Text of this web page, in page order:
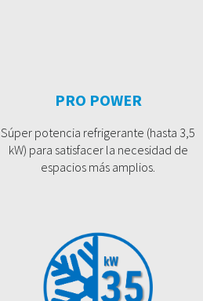
PRO POWER
Súper potencia refrigerante (hasta 3,5
kW) para satisfacer la necesidad de
espacios más amplios.